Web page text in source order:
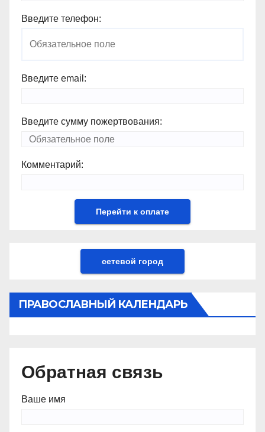
Введите телефон:
Введите email:
Введите сумму пожертвования:
Комментарий:
сетевой город
ПРАВОСЛАВНЫЙ КАЛЕНДАРЬ
Обратная связь
Ваше имя